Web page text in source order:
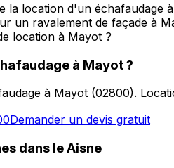
la location d'un échafaudage
un ravalement de façade à
location à Mayot ?
à Mayot?
à Mayot (02800).
Demander un devis gratuit
dans leAisne